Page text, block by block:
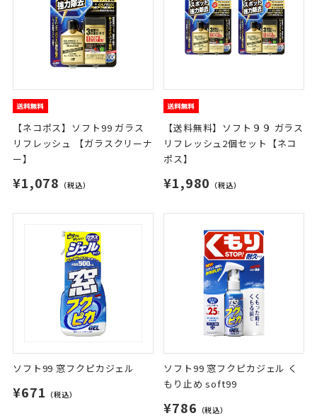
【ネコポス】ソフト99 ガラス
リフレッシュ 【ガラスクリーナ
ー】
¥1,078 （税込）
【送料無料】ソフト９９ ガラス
リフレッシュ2個セット【ネコ
ポス】
¥1,980 （税込）
ソフト99 窓フクピカジェル
¥671 （税込）
ソフト99 窓フクピカジェル く
もり止め soft99
¥786 （税込）